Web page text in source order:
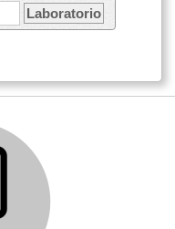
Laboratorio